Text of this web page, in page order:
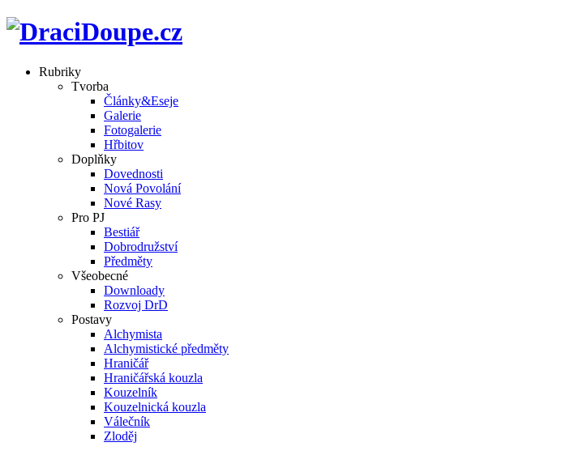
Rubriky
Tvorba
Články&Eseje
Galerie
Fotogalerie
Hřbitov
Doplňky
Dovednosti
Nová Povolání
Nové Rasy
Pro PJ
Bestiář
Dobrodružství
Předměty
Všeobecné
Downloady
Rozvoj DrD
Postavy
Alchymista
Alchymistické předměty
Hraničář
Hraničářská kouzla
Kouzelník
Kouzelnická kouzla
Válečník
Zloděj